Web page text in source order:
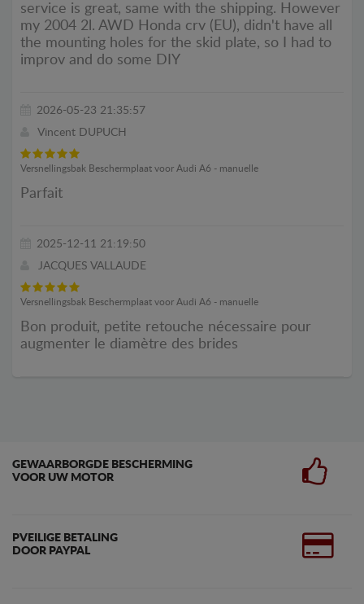
service is great, same with the shipping. However
my 2004 2l. AWD Honda crv (EU), didn't have all
the mounting holes for the skid plate, so I had to
improv and do some DIY
2026-05-23 21:35:57
Vincent DUPUCH
Versnellingsbak Beschermplaat voor Audi A6 - manuelle
Parfait
2025-12-11 21:19:50
JACQUES VALLAUDE
Versnellingsbak Beschermplaat voor Audi A6 - manuelle
Bon produit, petite retouche nécessaire pour
augmenter le diamètre des brides
GEWAARBORGDE BESCHERMING
VOOR UW MOTOR
PVEILIGE BETALING
DOOR PAYPAL